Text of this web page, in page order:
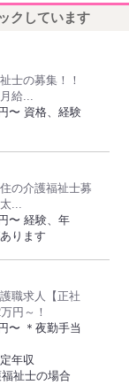
クしています
士の募集！！
給...
〜 資格、経験
の介護福祉士募
...
〜 経験、年
ります
職求人【正社
円～！
〜 ＊夜勤手当
年収
祉士の場合